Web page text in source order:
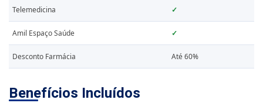
Telemedicina ✓
Amil Espaço Saúde ✓
Desconto Farmácia Até 60%
Benefícios Incluídos